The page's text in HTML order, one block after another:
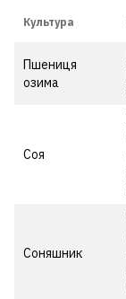
Культура
Пшениця
озима
Соя
Соняшник